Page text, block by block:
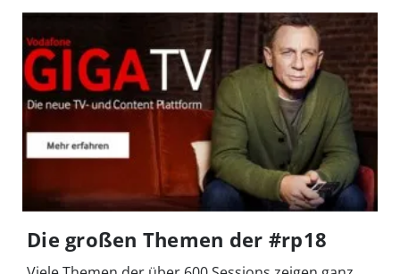
Die großen Themen der #rp18